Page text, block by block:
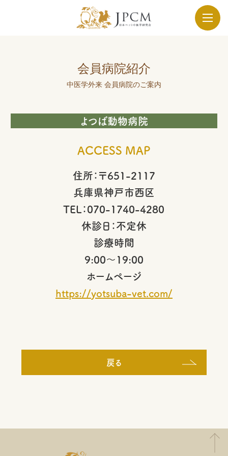
会員病院紹介
中医学外来 会員病院のご案内
よつば動物病院
ACCESS MAP
住所：〒651-2117
兵庫県神戸市西区
TEL：070-1740-4280
休診日：不定休
診療時間
9:00～19:00
ホームページ
https://yotsuba-vet.com/
戻る